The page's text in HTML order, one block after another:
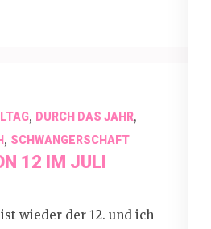
, DURCH DAS JAHR,
, SCHWANGERSCHAFT
12 IM JULI
ist wieder der 12. und ich